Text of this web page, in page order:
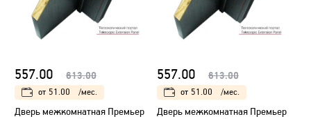
557.00 613.00
от 51.00 /мес.
Дверь межкомнатная Премьер
557.00 613.00
от 51.00 /мес.
Дверь межкомнатная Премьер